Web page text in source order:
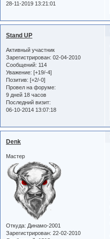
28-11-2019 13:21:01
Stand UP
Активный участник
Зарегистрирован: 02-04-2010
Сообщений: 114
Уважение: [+19/-4]
Позитив: [+2/-0]
Провел на форуме:
9 дней 18 часов
Последний визит:
06-10-2014 13:07:18
Denk
Мастер
Откуда: Динамо-2001
Зарегистрирован: 22-02-2010